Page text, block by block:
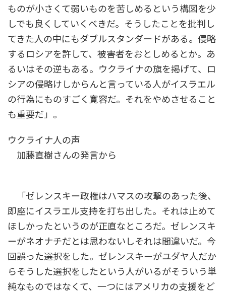
ものが小さくて弱いものを苦しめるという構図を少
しでも良くしていくべきだ。そうしたことを批判し
てきた人の中にもダブルスタンダードがある。侵略
するロシアを許して、被害者をおとしめるとか。あ
るいはその逆もある。ウクライナの旗を掲げて、ロ
シアの侵略けしからんと言っている人がイスラエル
の行為にものすごく寛容だ。それをやめさせること
も重要だ」。
ウクライナ人の声
加藤直樹さんの発言から
「ゼレンスキー政権はハマスの攻撃のあった後、
即座にイスラエル支持を打ち出した。それは止めて
ほしかったというのが正直なところだ。ゼレンスキ
ーがネオナチだとは思わないしそれは間違いだ。今
回誤った選択をした。ゼレンスキーがユダヤ人だか
らそうした選択をしたという人がいるがそういう単
純なものではなくて、一つにはアメリカの支援をど